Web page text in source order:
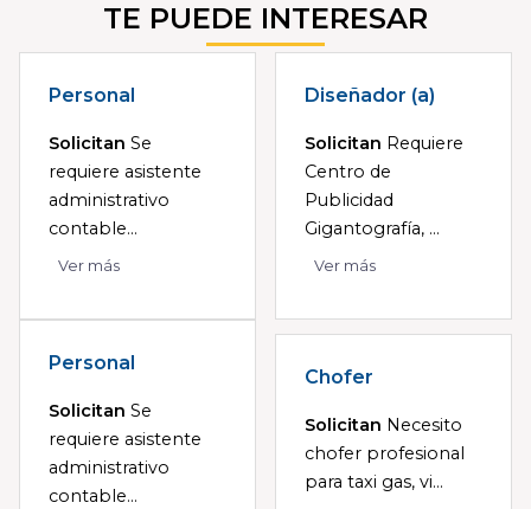
TE PUEDE INTERESAR
Personal
Solicitan Se
requiere asistente
administrativo
contable...
Ver más
Diseñador (a)
Solicitan Requiere
Centro de
Publicidad
Gigantografía, ...
Ver más
Personal
Solicitan Se
requiere asistente
administrativo
contable...
Chofer
Solicitan Necesito
chofer profesional
para taxi gas, vi...